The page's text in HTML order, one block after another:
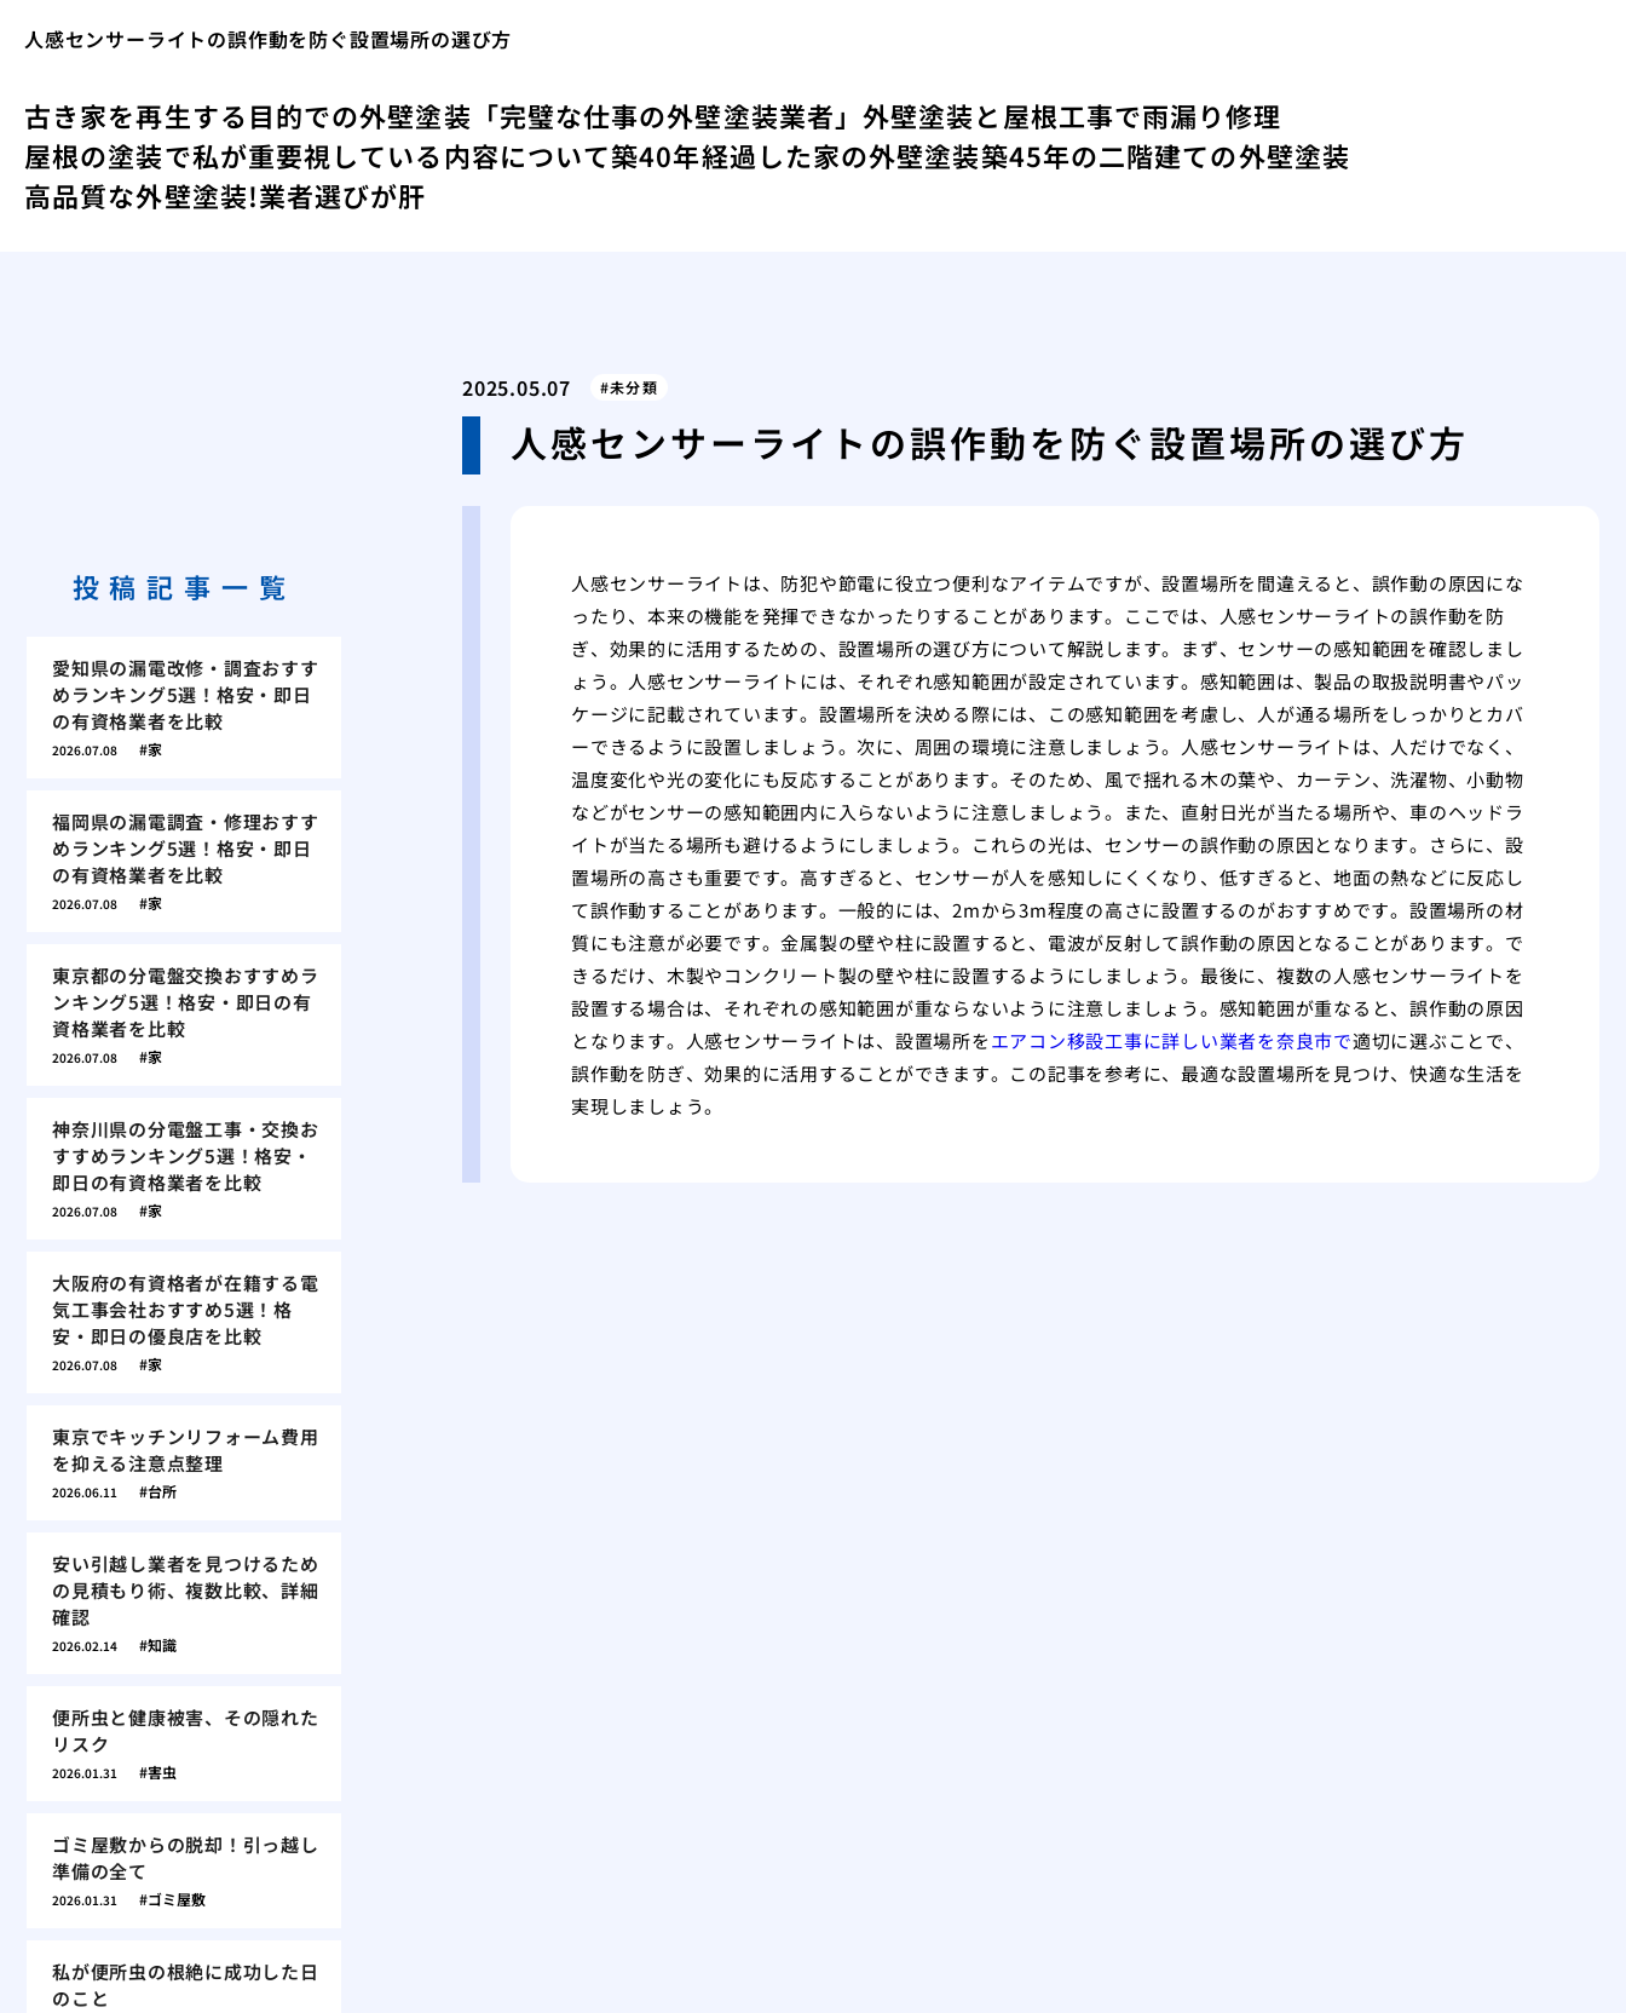
人感センサーライトの誤作動を防ぐ設置場所の選び方
古き家を再生する目的での外壁塗装 「完璧な仕事の外壁塗装業者」外壁塗装と屋根工事で雨漏り修理
屋根の塗装で私が重要視している内容について築40年経過した家の外壁塗装築45年の二階建ての外壁塗装
高品質な外壁塗装!業者選びが肝
2025.05.07 未分類
人感センサーライトの誤作動を防ぐ設置場所の選び方
人感センサーライトは、防犯や節電に役立つ便利なアイテムですが、設置場所を間違えると、誤作動の原因にな
ったり、本来の機能を発揮できなかったりすることがあります。ここでは、人感センサーライトの誤作動を防
ぎ、効果的に活用するための、設置場所の選び方について解説します。まず、センサーの感知範囲を確認しまし
ょう。人感センサーライトには、それぞれ感知範囲が設定されています。感知範囲は、製品の取扱説明書やパッ
ケージに記載されています。設置場所を決める際には、この感知範囲を考慮し、人が通る場所をしっかりとカバ
ーできるように設置しましょう。次に、周囲の環境に注意しましょう。人感センサーライトは、人だけでなく、
温度変化や光の変化にも反応することがあります。そのため、風で揺れる木の葉や、カーテン、洗濯物、小動物
などがセンサーの感知範囲内に入らないように注意しましょう。また、直射日光が当たる場所や、車のヘッドラ
イトが当たる場所も避けるようにしましょう。これらの光は、センサーの誤作動の原因となります。さらに、設
置場所の高さも重要です。高すぎると、センサーが人を感知しにくくなり、低すぎると、地面の熱などに反応し
て誤作動することがあります。一般的には、2mから3m程度の高さに設置するのがおすすめです。設置場所の材
質にも注意が必要です。金属製の壁や柱に設置すると、電波が反射して誤作動の原因となることがあります。で
きるだけ、木製やコンクリート製の壁や柱に設置するようにしましょう。最後に、複数の人感センサーライトを
設置する場合は、それぞれの感知範囲が重ならないように注意しましょう。感知範囲が重なると、誤作動の原因
となります。人感センサーライトは、設置場所をエアコン移設工事に詳しい業者を奈良市で適切に選ぶことで、
誤作動を防ぎ、効果的に活用することができます。この記事を参考に、最適な設置場所を見つけ、快適な生活を
実現しましょう。
投稿記事一覧
愛知県の漏電改修・調査おすす
めランキング5選！格安・即日
の有資格業者を比較
2026.07.08 家
福岡県の漏電調査・修理おすす
めランキング5選！格安・即日
の有資格業者を比較
2026.07.08 家
東京都の分電盤交換おすすめラ
ンキング5選！格安・即日の有
資格業者を比較
2026.07.08 家
神奈川県の分電盤工事・交換お
すすめランキング5選！格安・
即日の有資格業者を比較
2026.07.08 家
大阪府の有資格者が在籍する電
気工事会社おすすめ5選！格
安・即日の優良店を比較
2026.07.08 家
東京でキッチンリフォーム費用
を抑える注意点整理
2026.06.11 台所
安い引越し業者を見つけるため
の見積もり術、複数比較、詳細
確認
2026.02.14 知識
便所虫と健康被害、その隠れた
リスク
2026.01.31 害虫
ゴミ屋敷からの脱却！引っ越し
準備の全て
2026.01.31 ゴミ屋敷
私が便所虫の根絶に成功した日
のこと